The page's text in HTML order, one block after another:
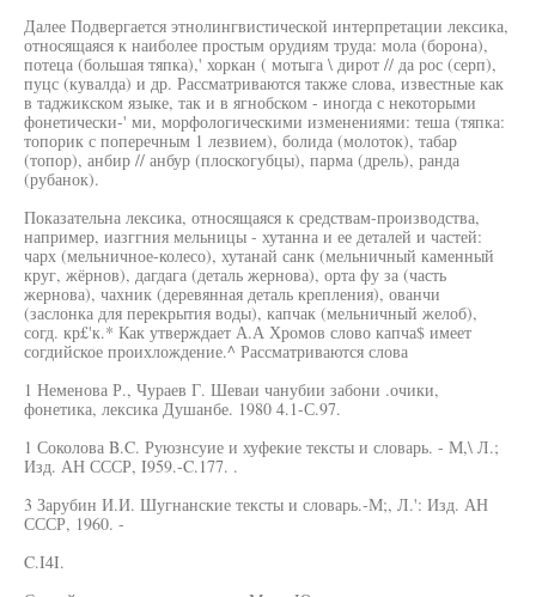
Далее Подвергается этнолингвистической интерпретации лексика,
относящаяся к наиболее простым орудиям труда: мола (борона),
потеца (большая тяпка),' хоркан ( мотыга \ дирот // да рос (серп),
пуцс (кувалда) и др. Рассматриваются также слова, известные как
в таджикском языке, так и в ягнобском - иногда с некоторыми
фонетически-' ми, морфологическими изменениями: теша (тяпка:
топорик с поперечным 1 лезвием), болида (молоток), табар
(топор), анбир // анбур (плоскогубцы), парма (дрель), ранда
(рубанок).
Показательна лексика, относящаяся к средствам-производства,
например, иазггния мельницы - хутанна и ее деталей и частей:
чарх (мельничное-колесо), хутанай санк (мельничный каменный
круг, жёрнов), дагдага (деталь жернова), орта фу за (часть
жернова), чахник (деревянная деталь крепления), ованчи
(заслонка для перекрытия воды), капчак (мельничный желоб),
согд. кр£'к.* Как утверждает А.А Хромов слово капча$ имеет
согдийское проихлождение.^ Рассматриваются слова
1 Неменова Р., Чураев Г. Шеваи чанубии забони .очики,
фонетика, лексика Душанбе. 1980 4.1-С.97.
1 Соколова B.C. Руюзнсуие и хуфекие тексты и словарь. - М,\ Л.;
Изд. АН СССР, I959.-C.177. .
3 Зарубин И.И. Шугнанские тексты и словарь.-М;, Л.': Изд. АН
СССР, 1960. -
C.I4I.